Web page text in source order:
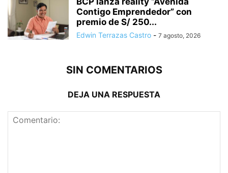
Contigo Emprendedor” con
premio de S/ 250...
Edwin Terrazas Castro - 7 agosto, 2026
SIN COMENTARIOS
DEJA UNA RESPUESTA